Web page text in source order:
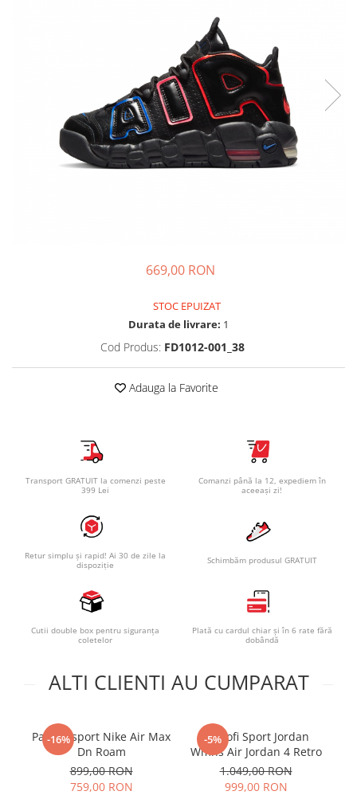
Pantaloni scurti Copii
Ingrijire incaltaminte
669,00 RON
STOC EPUIZAT
Durata de livrare: 1
Cod Produs: FD1012-001_38
Adauga la Favorite
Transport GRATUIT la comenzi peste
399 Lei
Comanzi până la 12, expediem în
aceeași zi!
Retur simplu și rapid! Ai 30 de zile la
dispoziție
Schimbăm produsul GRATUIT
Cutii double box pentru siguranța
coletelor
Plată cu cardul chiar și în 6 rate fără
dobândă
ALTI CLIENTI AU CUMPARAT
-16%
Pantofi sport Nike Air Max
Dn Roam
899,00 RON
759,00 RON
-5%
Pantofi Sport Jordan
Wmns Air Jordan 4 Retro
1.049,00 RON
999,00 RON